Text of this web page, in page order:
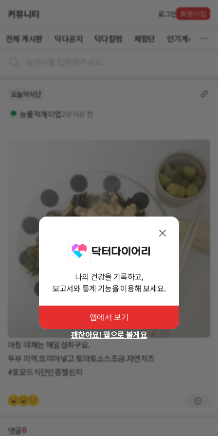
커뮤니티 로그인 회원가입
전체 게시판 닥다공지 닥다칼럼 체험단 인기게시글
오늘의식단
능률적개미업2년 이상 전
아침 야채는 매일섭취구요.
두부 미역.또띠아넣고 토마토소스조금.자연치즈
#포모드식단인증챌린지
댓글0
나의 건강을 기록하고,
보고서와 통계 기능을 이용해 보세요.
앱에서 보기
괜찮아요! 웹으로 볼게요